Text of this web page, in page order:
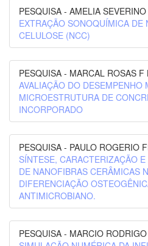
PESQUISA - AMELIA
EXTRAÇÃO SONOQUÍMICA DE
CELULOSE (NCC)
PESQUISA - MARCAL ROSAS
AVALIAÇÃO DO DESEMPENHO
MICROESTRUTURA DE
INCORPORADO
PESQUISA - PAULO ROGERIO
SÍNTESE, CARACTERIZAÇÃO
DE NANOFIBRAS CERÂMICAS
DIFERENCIAÇÃO
ANTIMICROBIANO.
PESQUISA - MARCIO